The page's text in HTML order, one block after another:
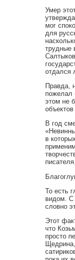
Умер
мог
для
трудные
отдался
Правда,
пожелал
этом не
В год
в
писателя.
То есть
видом.
словно
Этот
что
просто